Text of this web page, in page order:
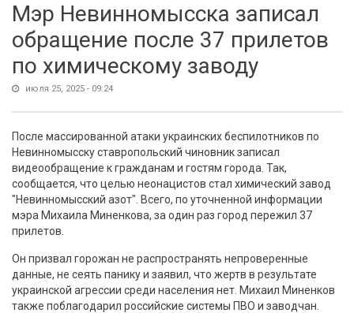
Мэр Невинномысска записал
обращение после 37 прилетов
по химическому заводу
июля 25, 2025 - 09:24
После массированной атаки украинских беспилотников по
Невинномысску ставропольский чиновник записал
видеообращение к гражданам и гостям города. Так,
сообщается, что целью неонацистов стал химический завод
"Невинномысский азот". Всего, по уточненной информации
мэра Михаила Миненкова, за один раз город пережил 37
прилетов.
Он призвал горожан не распространять непроверенные
данные, не сеять панику и заявил, что жертв в результате
украинской агрессии среди населения нет. Михаил Миненков
также поблагодарил российские системы ПВО и заводчан.